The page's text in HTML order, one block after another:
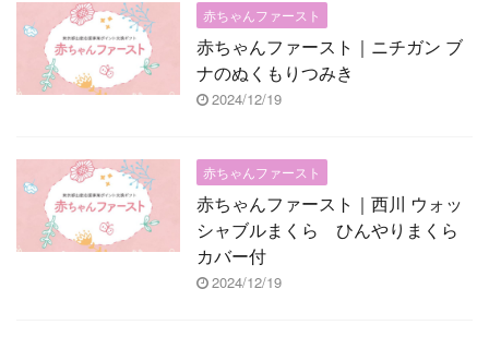
赤ちゃんファースト
赤ちゃんファースト｜ニチガン ブ
ナのぬくもりつみき
2024/12/19
赤ちゃんファースト
赤ちゃんファースト｜西川 ウォッ
シャブルまくら ひんやりまくら
カバー付
2024/12/19